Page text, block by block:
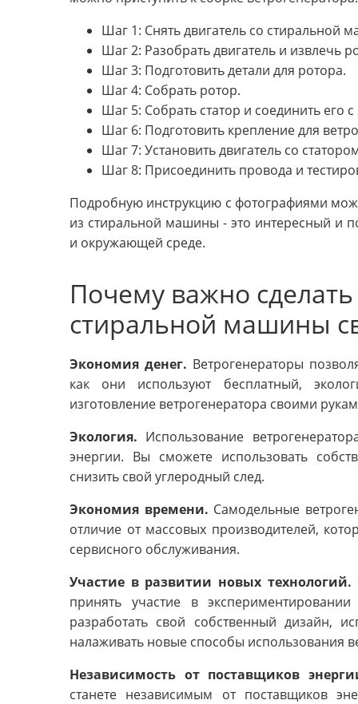
Шаг 1: Снять двигатель со стиральной
Шаг 2: Разобрать двигатель и извлечь
Шаг 3: Подготовить детали для ротора.
Шаг 4: Собрать ротор.
Шаг 5: Собрать статор и соединить его
Шаг 6: Подготовить крепление для
Шаг 7: Установить двигатель со
Шаг 8: Присоединить провода и
Подробную инструкцию с фотографиями
из стиральной машины - это интересный и
и окружающей среде.
Почему важно
стиральной машины
Экономия денег. Ветрогенераторы
как они используют бесплатный,
изготовление ветрогенератора своими
Экология. Использование
энергии. Вы сможете использовать
снизить свой углеродный след.
Экономия времени. Самодельные
отличие от массовых производителей,
сервисного обслуживания.
Участие в развитии новых технологий.
принять участие в
разработать свой собственный дизайн,
налаживать новые способы использования
Независимость от поставщиков
станете независимым от поставщиков